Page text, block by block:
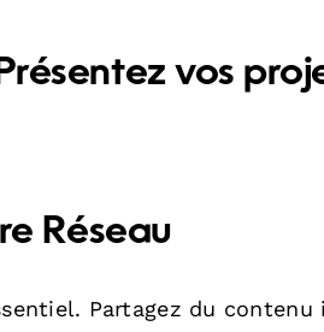
vos
Réseau
Partagez du